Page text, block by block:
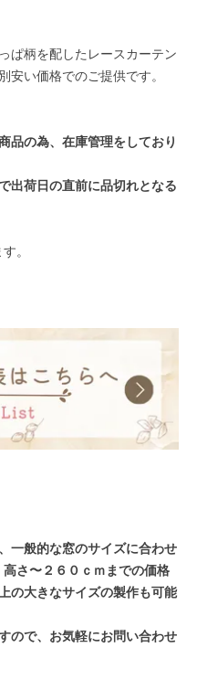
ぱ柄を配したレースカーテン
安い価格でのご提供です。
品の為、在庫管理をしており
出荷日の直前に品切れとなる
。
一般的な窓のサイズに合わせ
さ〜２６０ｃｍまでの価格
の大きなサイズの製作も可能
ので、お気軽にお問い合わせ